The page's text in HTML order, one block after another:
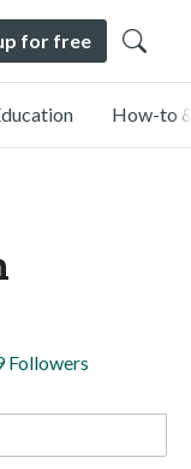
for free
How-to
Followers